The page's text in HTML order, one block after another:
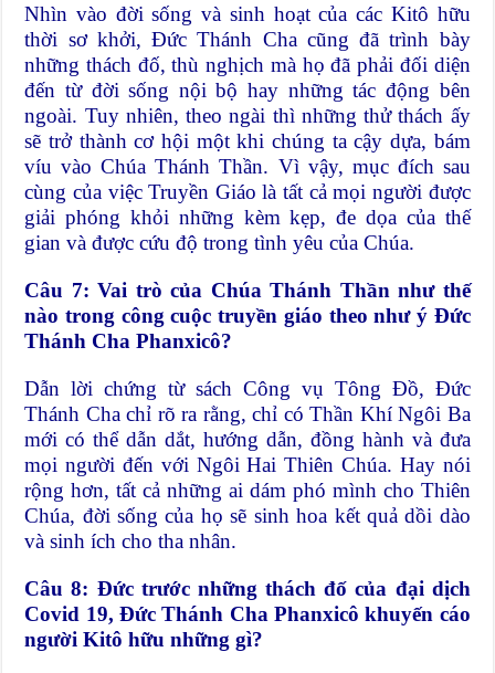
Nhìn vào đời sống và sinh hoạt của các Kitô hữu
thời sơ khởi, Đức Thánh Cha cũng đã trình bày
những thách đố, thù nghịch mà họ đã phải đối diện
đến từ đời sống nội bộ hay những tác động bên
ngoài. Tuy nhiên, theo ngài thì những thử thách ấy
sẽ trở thành cơ hội một khi chúng ta cậy dựa, bám
víu vào Chúa Thánh Thần. Vì vậy, mục đích sau
cùng của việc Truyền Giáo là tất cả mọi người được
giải phóng khỏi những kèm kẹp, đe dọa của thế
gian và được cứu độ trong tình yêu của Chúa.
Câu 7: Vai trò của Chúa Thánh Thần như thế
nào trong công cuộc truyền giáo theo như ý Đức
Thánh Cha Phanxicô?
Dẫn lời chứng từ sách Công vụ Tông Đồ, Đức
Thánh Cha chỉ rõ ra rằng, chỉ có Thần Khí Ngôi Ba
mới có thể dẫn dắt, hướng dẫn, đồng hành và đưa
mọi người đến với Ngôi Hai Thiên Chúa. Hay nói
rộng hơn, tất cả những ai dám phó mình cho Thiên
Chúa, đời sống của họ sẽ sinh hoa kết quả dồi dào
và sinh ích cho tha nhân.
Câu 8: Đức trước những thách đố của đại dịch
Covid 19, Đức Thánh Cha Phanxicô khuyến cáo
người Kitô hữu những gì?